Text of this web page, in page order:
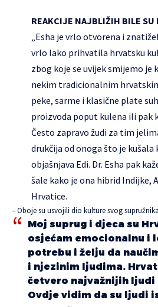
REAKCIJE NAJBLIŽIH BILE SU
„Esha je vrlo otvorena i
vrlo lako prihvatila hrvatsku
zbog koje se uvijek smijemo je
nekim tradicionalnim
peke, sarme i klasične plate
proizvoda poput kulena ili pak
Često zapravo žudi za tim
drukčija od onoga što je kušala
objašnjava Edi. Dr. Esha pak
šale kako je ona hibrid Indijke,
Hrvatice.
– Oboje su usvojili dio kulture svog supružnika
Moj suprug i djeca su
osjećam emocionalnu i
potrebu i želju da
i njezinim ljudima.
četvero najvažnijih ljudi
Ovdje vidim da su ljudi